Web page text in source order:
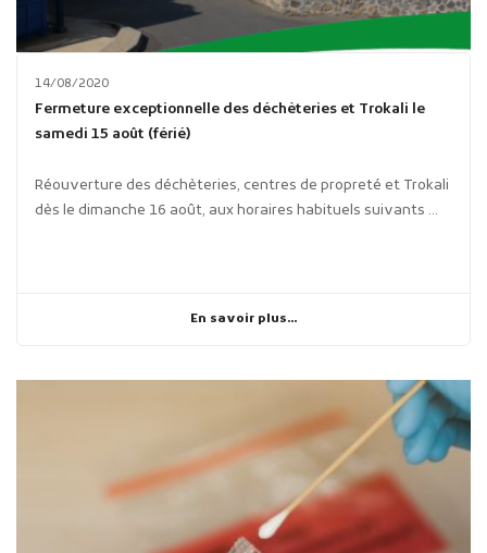
14/08/2020
Fermeture exceptionnelle des déchèteries et Trokali le
samedi 15 août (férié)
Réouverture des déchèteries, centres de propreté et Trokali
dès le dimanche 16 août, aux horaires habituels suivants ...
En savoir plus...